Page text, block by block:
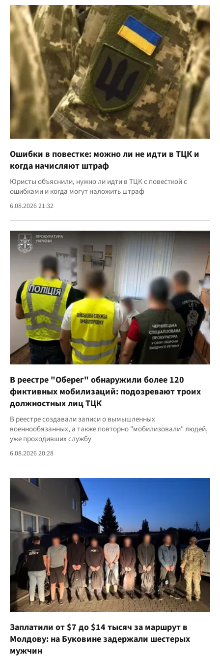
Ошибки в повестке: можно ли не идти в ТЦК и
когда начисляют штраф
Юристы объяснили, нужно ли идти в ТЦК с повесткой с
ошибками и когда могут наложить штраф
6.08.2026 21:32
В реестре "Оберег" обнаружили более 120
фиктивных мобилизаций: подозревают троих
должностных лиц ТЦК
В реестре создавали записи о вымышленных
военнообязанных, а также повторно "мобилизовали" людей,
уже проходивших службу
6.08.2026 20:28
Заплатили от $7 до $14 тысяч за маршрут в
Молдову: на Буковине задержали шестерых
мужчин